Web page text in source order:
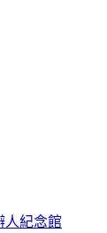
人紀念館